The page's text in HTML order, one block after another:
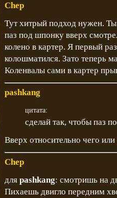
Chep
Тут хитрый подход нужен. Ты
паз под шпонку вверх
колено в картер. Я первый
колошматился. Зато теперь
Коленвалы сами в картер
pashkang
цитата:
сделай так, чтобы паз
Вверх относительно чего
Chep
для pashkang: смотришь на
Пихаешь двигло передним